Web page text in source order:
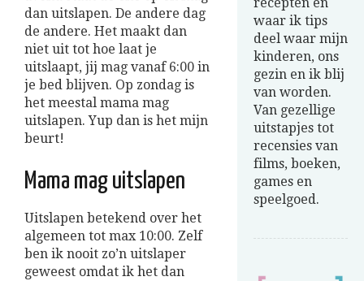
dan uitslapen. De andere dag
de andere. Het maakt dan
niet uit tot hoe laat je
uitslaapt, jij mag vanaf 6:00 in
je bed blijven. Op zondag is
het meestal mama mag
uitslapen. Yup dan is het mijn
beurt!
Mama mag uitslapen
Uitslapen betekend over het
algemeen tot max 10:00. Zelf
ben ik nooit zo’n uitslaper
geweest omdat ik het dan
waar ik tips
deel waar mijn
kinderen, ons
gezin en ik blij
van worden.
Van gezellige
uitstapjes tot
recensies van
films, boeken,
games en
speelgoed.